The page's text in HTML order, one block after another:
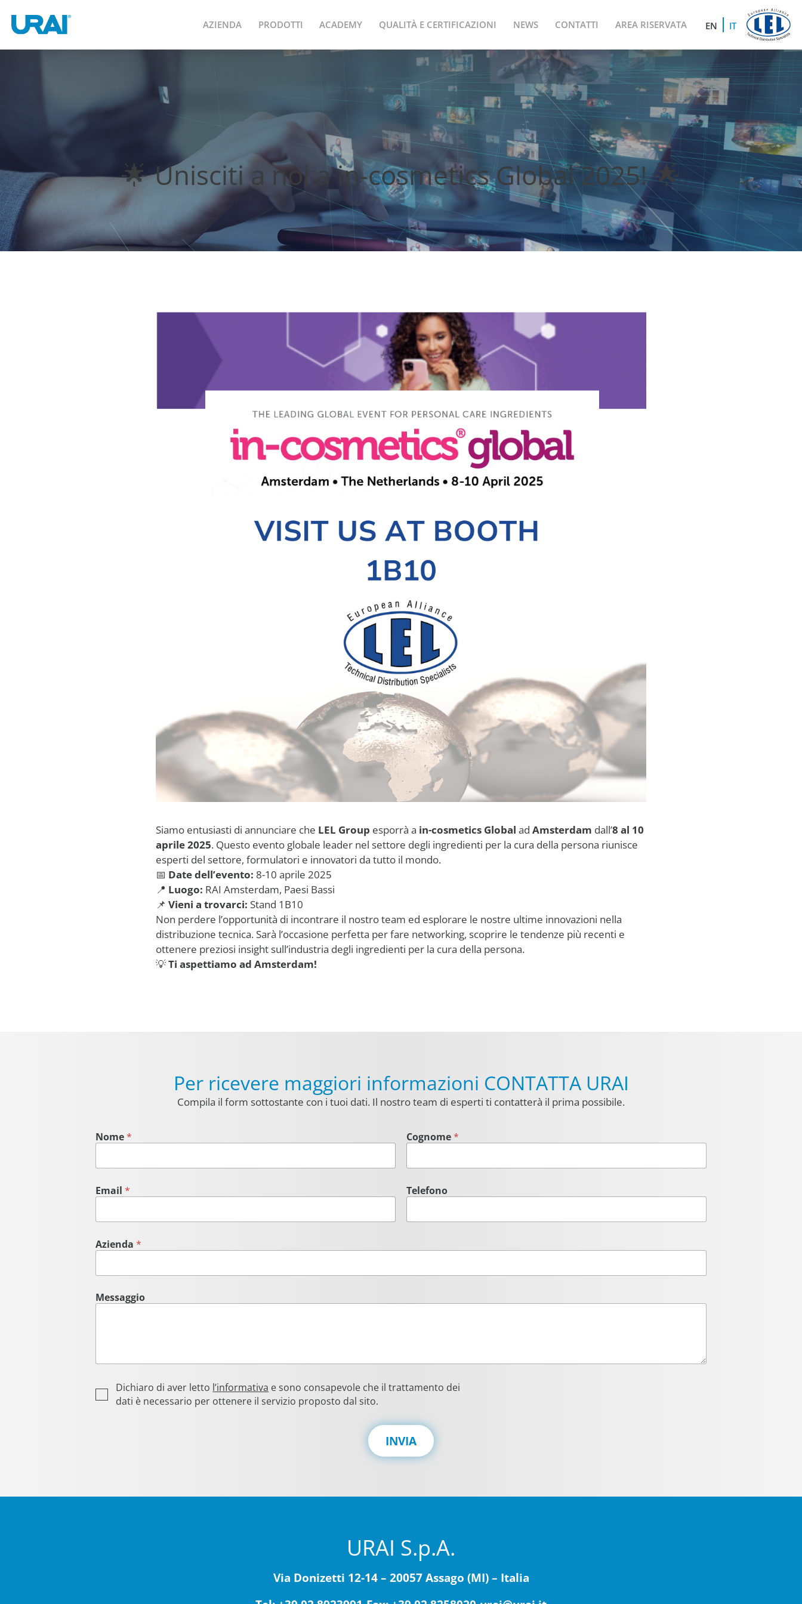
AZIENDA PRODOTTI ACADEMY QUALITÀ E CERTIFICAZIONI NEWS CONTATTI AREA RISERVATA EN IT
🌟 Unisciti a noi a in-cosmetics Global 2025! 🌟
Siamo entusiasti di annunciare che LEL Group esporrà a in-cosmetics Global ad Amsterdam dall’8 al 10
aprile 2025. Questo evento globale leader nel settore degli ingredienti per la cura della persona riunisce
esperti del settore, formulatori e innovatori da tutto il mondo.
📅 Date dell’evento: 8-10 aprile 2025
📍 Luogo: RAI Amsterdam, Paesi Bassi
📌 Vieni a trovarci: Stand 1B10
Non perdere l’opportunità di incontrare il nostro team ed esplorare le nostre ultime innovazioni nella
distribuzione tecnica. Sarà l’occasione perfetta per fare networking, scoprire le tendenze più recenti e
ottenere preziosi insight sull’industria degli ingredienti per la cura della persona.
💡Ti aspettiamo ad Amsterdam!
Per ricevere maggiori informazioni CONTATTA URAI
Compila il form sottostante con i tuoi dati. Il nostro team di esperti ti contatterà il prima possibile.
Nome* Cognome*
Email * Telefono
Azienda *
Messaggio
P
r
Dichiaro di aver letto l’informativa e sono consapevole che il trattamento dei
dati è necessario per ottenere il servizio proposto dal sito.
INVIA
URAI S.p.A.
Via Donizetti 12-14 – 20057 Assago (MI) – Italia